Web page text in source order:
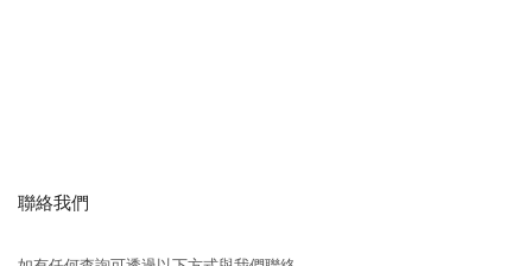
聯絡我們